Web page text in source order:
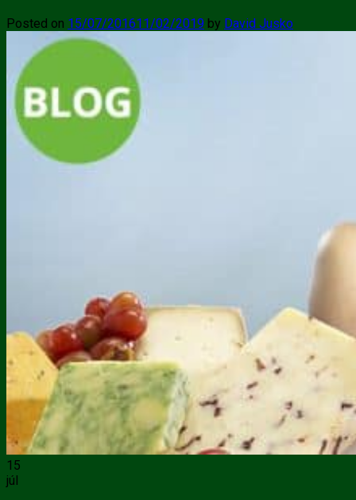
Posted on 15/07/201611/02/2019 by David Jusko
15
júl